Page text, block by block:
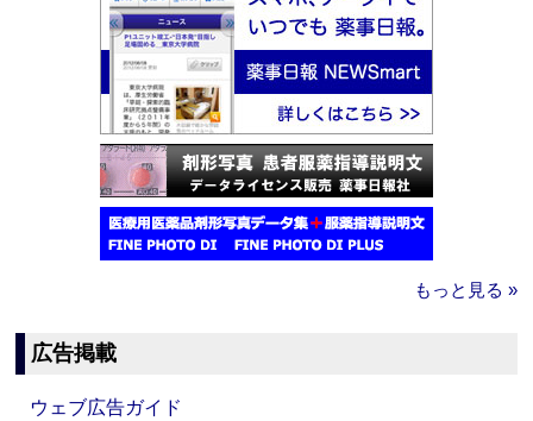
もっと見る »
広告掲載
ウェブ広告ガイド